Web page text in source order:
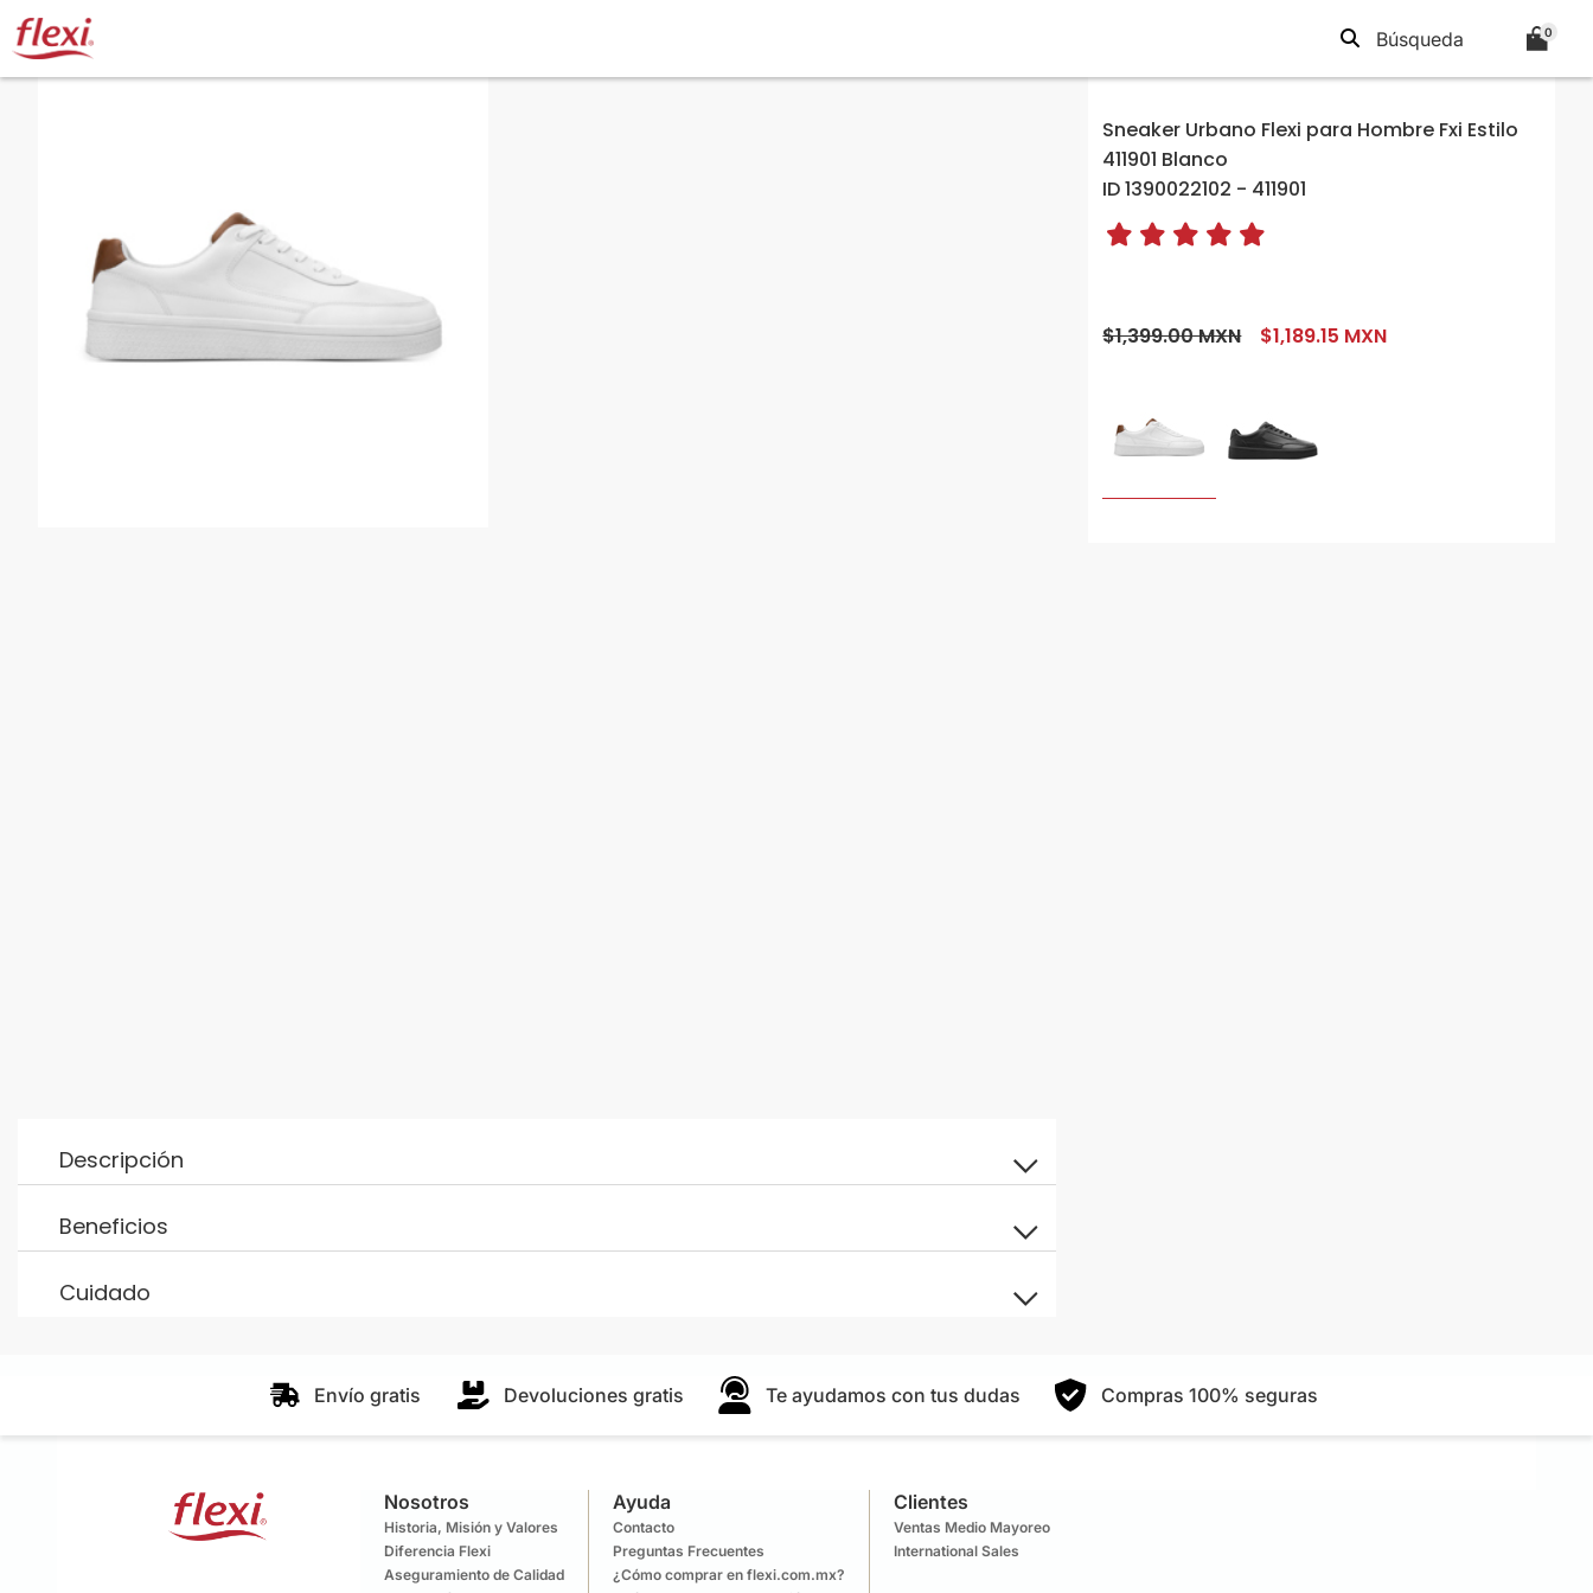
0
Sneaker Urbano Flexi para Hombre Fxi Estilo
411901 Blanco
ID 1390022102 - 411901
$1,399.00 MXN $1,189.15 MXN
Descripción
Beneficios
Cuidado
Envío gratis Devoluciones gratis Te ayudamos con tus dudas Compras 100% seguras
Nosotros
Historia, Misión y Valores
Diferencia Flexi
Aseguramiento de Calidad
Ayuda
Contacto
Preguntas Frecuentes
¿Cómo comprar en flexi.com.mx?
Clientes
Ventas Medio Mayoreo
International Sales